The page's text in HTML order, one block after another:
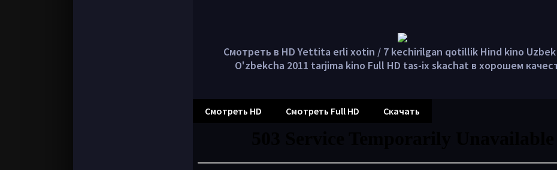
Смотреть в HD Yettita erli xotin / 7 kechirilgan qotillik Hind kino
O'zbekcha 2011 tarjima kino Full HD tas-ix skachat в хорошем
Смотреть HD Смотреть Full HD Скачать